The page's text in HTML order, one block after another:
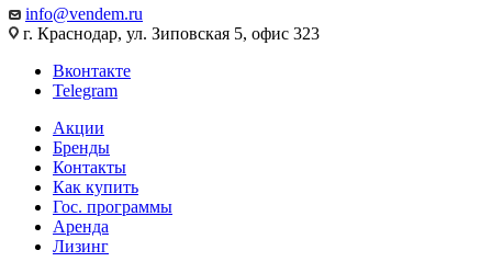
info@vendem.ru
г. Краснодар, ул. Зиповская 5, офис 323
Вконтакте
Telegram
Акции
Бренды
Контакты
Как купить
Гос. программы
Аренда
Лизинг